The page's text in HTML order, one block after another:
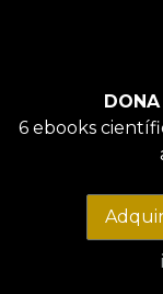
6 ebooks